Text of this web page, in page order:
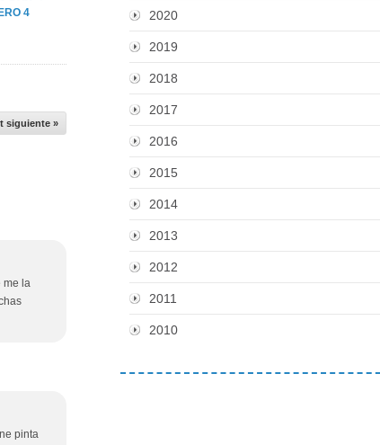
4
siguiente »
me la
pinta
2020
2019
2018
2017
2016
2015
2014
2013
2012
2011
2010